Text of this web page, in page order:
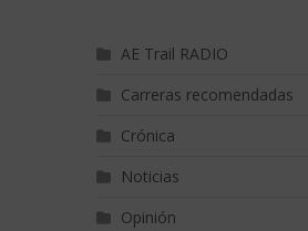
AE Trail RADIO
Carreras recomendadas
Crónica
Noticias
Opinión